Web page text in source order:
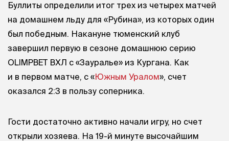
Буллиты определили итог трех из четырех матчей
на домашнем льду для «Рубина», из которых один
был победным. Накануне тюменский клуб
завершил первую в сезоне домашнюю серию
OLIMPBET ВХЛ с «Зауралье» из Кургана. Как
и в первом матче, с «Южным Уралом», счет
оказался 2:3 в пользу соперника.
Гости достаточно активно начали игру, но счет
открыли хозяева. На 19-й минуте высочайшим